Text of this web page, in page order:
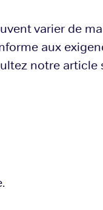
varier de
aux
notre article